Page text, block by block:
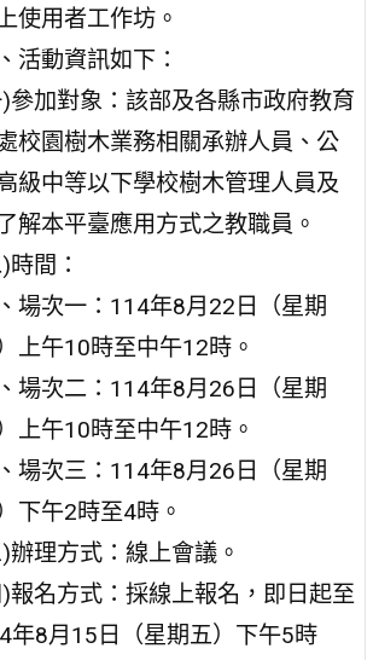
使用者工作坊。
活動資訊如下：
參加對象：該部及各縣市政府教育
校園樹木業務相關承辦人員、公
級中等以下學校樹木管理人員及
解本平臺應用方式之教職員。
時間：
場次一：114年8月22日（星期
上午10時至中午12時。
場次二：114年8月26日（星期
上午10時至中午12時。
場次三：114年8月26日（星期
下午2時至4時。
辦理方式：線上會議。
報名方式：採線上報名，即日起至
年8月15日（星期五）下午5時